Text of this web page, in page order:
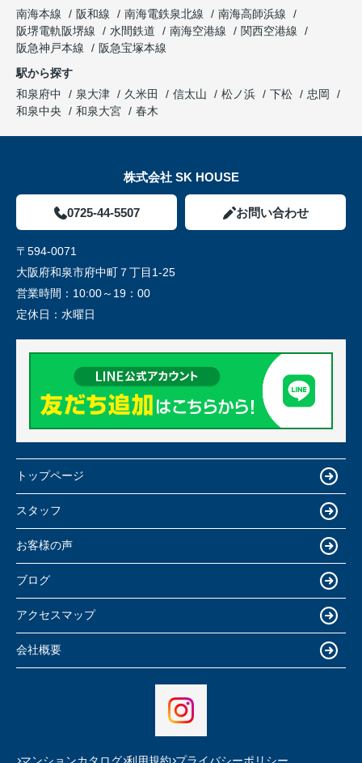
南海本線
阪和線 南海電鉄泉北線
南海高師浜線
阪堺電軌阪堺線
水間鉄道 南海空港線
関西空港線
阪急神戸本線
阪急宝塚本線
駅から探す
和泉府中
泉大津 久米田 信太山 松ノ浜 下松
忠岡
和泉中央
和泉大宮 春木
株式会社 SK HOUSE
0725-44-5507 お問い合わせ
〒594-0071
大阪府和泉市府中町７丁目1-25
営業時間： 10:00～19：00
定休日： 水曜日
トップページ
スタッフ
お客様の声
ブログ
アクセスマップ
会社概要
マンションカタログ 利用規約 プライバシーポリシー